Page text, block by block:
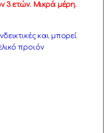
3 ετών. Μικρά μέρη.
και μπορεί
προιόν